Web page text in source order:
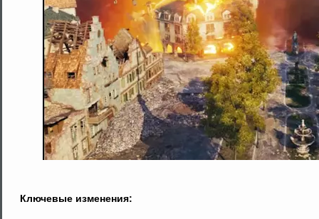
Ключевые изменения: